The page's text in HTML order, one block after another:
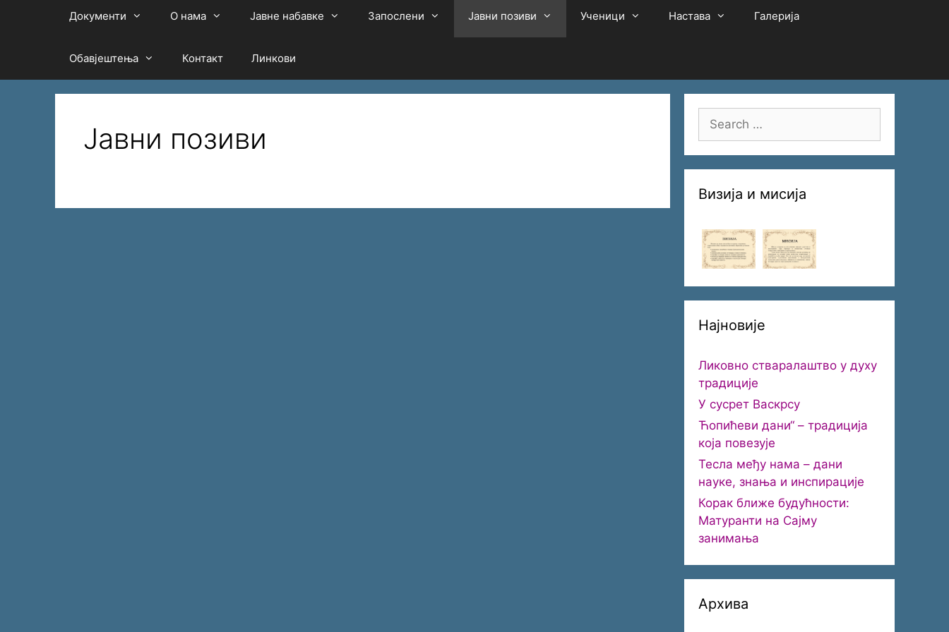
Документи О нама Јавне набавке Запослени Јавни позиви Ученици Настава Галерија
Обавјештења Контакт Линкови
Јавни позиви
Search
for:
Визија и мисија
Најновије
Ликовно стваралаштво у духу
традиције
У сусрет Васкрсу
Ћопићеви дани“ – традиција
која повезује
Тесла међу нама – дани
науке, знања и инспирације
Корак ближе будућности:
Матуранти на Сајму
занимања
Архива